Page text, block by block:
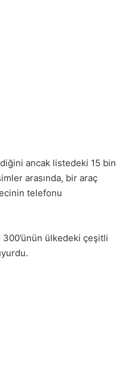
ancak listedeki 15 bin
arasında, bir araç
telefonu
300’ünün ülkedeki çeşitli